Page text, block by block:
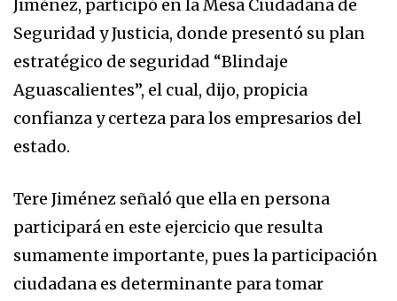
Jiménez, participó en la Mesa Ciudadana de
Seguridad y Justicia, donde presentó su plan
estratégico de seguridad “Blindaje
Aguascalientes”, el cual, dijo, propicia
confianza y certeza para los empresarios del
estado.
Tere Jiménez señaló que ella en persona
participará en este ejercicio que resulta
sumamente importante, pues la participación
ciudadana es determinante para tomar